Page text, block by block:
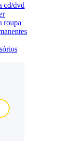
cd/dvd
roupa